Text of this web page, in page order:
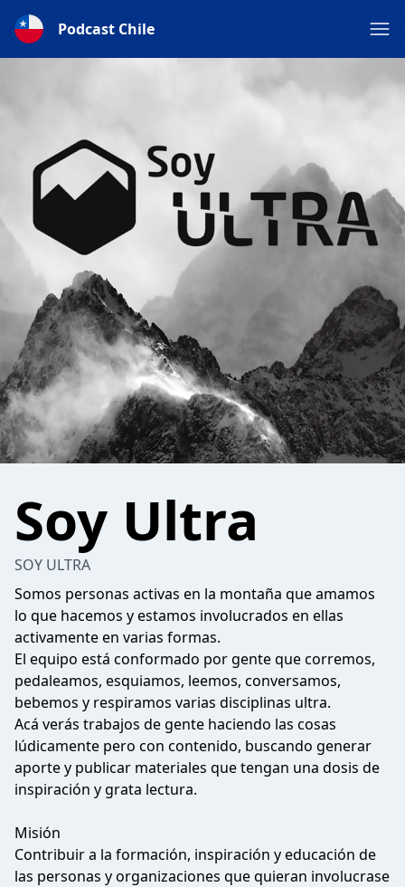
Podcast Chile
Soy Ultra
SOY ULTRA
Somos personas activas en la montaña que amamos
lo que hacemos y estamos involucrados en ellas
activamente en varias formas.
El equipo está conformado por gente que corremos,
pedaleamos, esquiamos, leemos, conversamos,
bebemos y respiramos varias disciplinas ultra.
Acá verás trabajos de gente haciendo las cosas
lúdicamente pero con contenido, buscando generar
aporte y publicar materiales que tengan una dosis de
inspiración y grata lectura.
Misión
Contribuir a la formación, inspiración y educación de
las personas y organizaciones que quieran involucrase